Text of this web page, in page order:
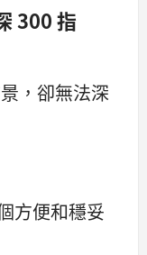
300 指
，卻無法深
方便和穩妥